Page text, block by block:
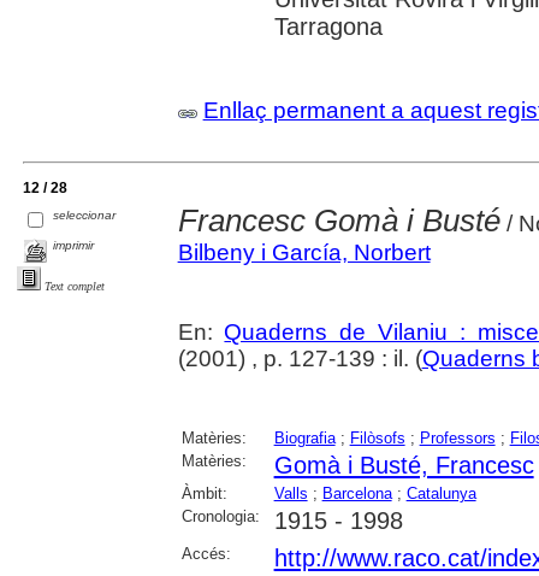
Tarragona
Enllaç permanent a aquest
12 / 28
seleccionar
imprimir
Text complet
Francesc Gomà i Busté/
Bilbeny i García, Norbert
En: Quaderns de Vilaniu :
(2001) , p. 127-139 : il. (Quaderns
Matèries: Biografia; Filòsofs ; Professors ;
Matèries:
Gomà i Busté, Francesc
Àmbit: Valls ; Barcelona; Catalunya
Cronologia:
1915 - 1998
Accés: http://www.raco.cat/